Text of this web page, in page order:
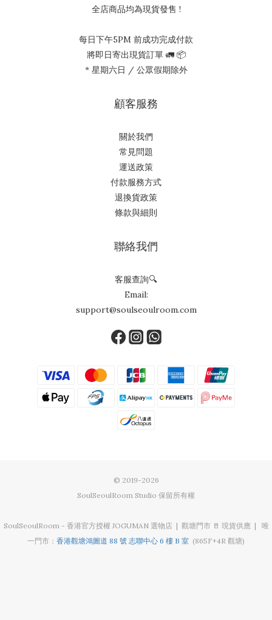
全店商品均為現貨發售 !
每日下午5PM 前成功完成付款
將即日寄出現貨訂單 🚛 📦
* 星期六日 / 公眾假期除外
顧客服務
關於我們
常見問題
運送政策
付款服務方式
退換貨政策
條款與細則
聯絡我們
客服查詢🔍
Email:
support@soulseoulroom.com
© 2019-2026
SoulSeoulRoom Studio 保留所有權
SoulSeoulRoom - 香港官方授權 JOGUMAN 選物店 | 觀塘門市 🚪 現貨供應 | 唯
一門市： 香港觀塘鴻圖道 88 號 志聯中心 6 樓 B 室 (865F+4R 觀塘)